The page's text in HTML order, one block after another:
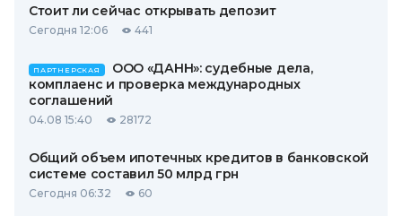
Стоит ли сейчас открывать депозит
Сегодня 12:06 441
ПАРТНЕРСКАЯ
ООО «ДАНН»: судебные дела,
комплаенс и проверка международных
соглашений
04.08 15:40 28172
Общий объем ипотечных кредитов в банковской
системе составил 50 млрд грн
Сегодня 06:32 60